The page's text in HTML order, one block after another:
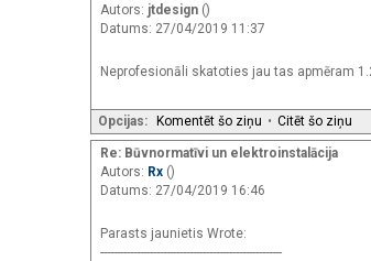
Autors: jtdesign ()
Datums: 27/04/2019 11:37
Neprofesionāli skatoties jau tas apmēram
Opcijas: Komentēt šo ziņu • Citēt šo ziņu
Re: Būvnormatīvi un elektroinstalācija
Autors: Rx ()
Datums: 27/04/2019 16:46
Parasts jaunietis Wrote:
-------------------------------------------------------